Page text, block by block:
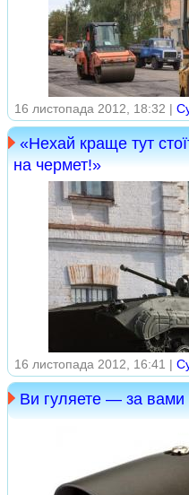
16 листопада 2012, 18:32 |
«Нехай краще тут
на чермет!»
16 листопада 2012, 16:41 |
Ви гуляете — за